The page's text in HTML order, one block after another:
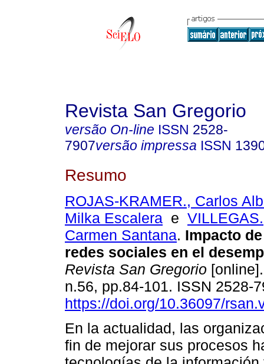
Revista San Gregorio
versão On-line ISSN 2528-
7907versão impressa ISSN
Resumo
ROJAS-KRAMER., Carlos
Milka Escalera e
Carmen Santana. Impacto
redes sociales en el
Revista San Gregorio
n.56, pp.84-101. ISSN 2528-
https://doi.org/10.36097/
En la actualidad, las
fin de mejorar sus procesos